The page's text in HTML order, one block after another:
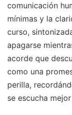
comunicación
mínimas y la
curso,
apagarse
acorde que
como una
perilla,
se escucha